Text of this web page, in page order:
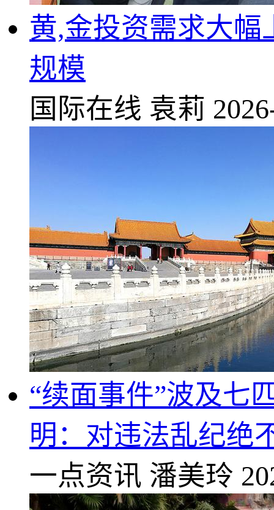
黄,金投资需求大幅
规模
国际在线 袁莉
“续面事件”波及七
明：对违法乱纪绝
一点资讯 潘美玲